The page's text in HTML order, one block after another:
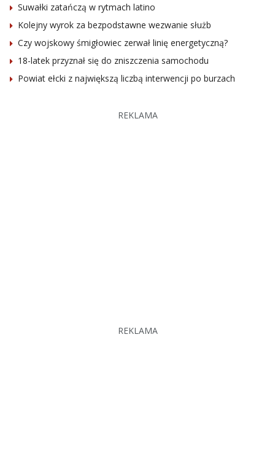
Suwałki zatańczą w rytmach latino
Kolejny wyrok za bezpodstawne wezwanie służb
Czy wojskowy śmigłowiec zerwał linię energetyczną?
18-latek przyznał się do zniszczenia samochodu
Powiat ełcki z największą liczbą interwencji po burzach
REKLAMA
REKLAMA